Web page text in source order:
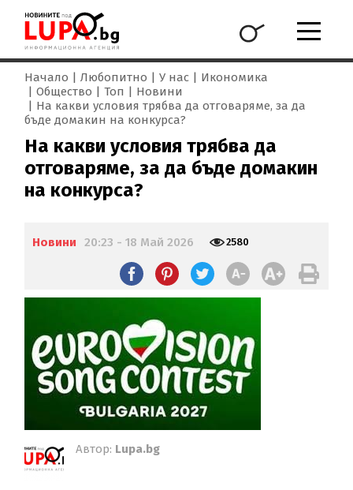
Начало Любопитно У нас
Икономика
Общество
Топ
Новини
На какви условия трябва да отговаряме, за да
бъде домакин на конкурса?
На какви условия трябва да
отговаряме, за да бъде домакин
на конкурса?
Новини 20:23 - 18 Май 2026 2580
Автор: Lupa.bg